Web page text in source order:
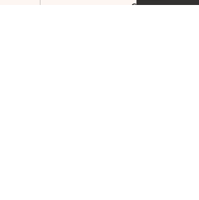
пансионаты в Стрельне